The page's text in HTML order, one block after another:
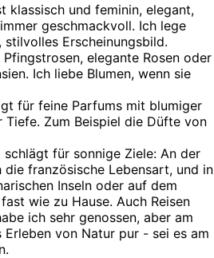
klassisch und feminin, elegant,
geschmackvoll. Ich lege
Erscheinungsbild.
elegante Rosen oder
Ich liebe Blumen, wenn sie
für feine Parfums mit blumiger
Zum Beispiel die Düfte von
schlägt für sonnige Ziele: An der
französische Lebensart, und in
Inseln oder auf dem
wie zu Hause. Auch Reisen
ich sehr genossen, aber am
von Natur pur - sei es am